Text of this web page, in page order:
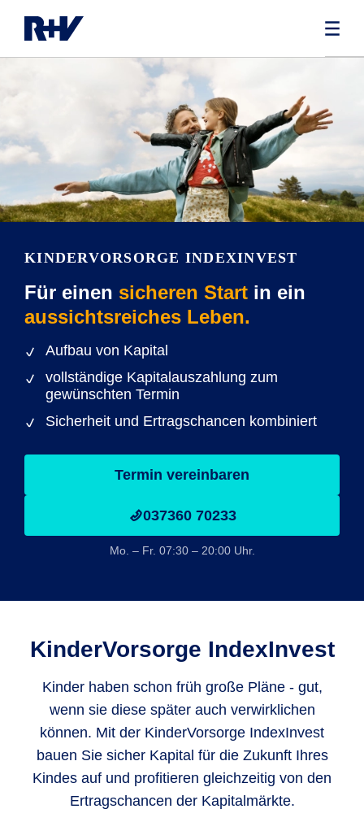
KINDERVORSORGE INDEXINVEST
Für einen sicheren Start in ein
aussichtsreiches Leben.
Aufbau von Kapital
vollständige Kapitalauszahlung zum
gewünschten Termin
Sicherheit und Ertragschancen kombiniert
Termin vereinbaren
037360 70233
Mo. – Fr. 07:30 – 20:00 Uhr.
KinderVorsorge IndexInvest
Kinder haben schon früh große Pläne - gut,
wenn sie diese später auch verwirklichen
können. Mit der KinderVorsorge IndexInvest
bauen Sie sicher Kapital für die Zukunft Ihres
Kindes auf und profitieren gleichzeitig von den
Ertragschancen der Kapitalmärkte.